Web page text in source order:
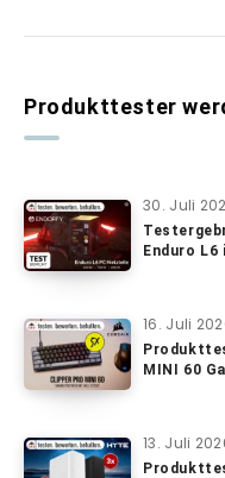
Produkttester
30. Juli
Enduro
16. Juli
MINI 60
13. Juli